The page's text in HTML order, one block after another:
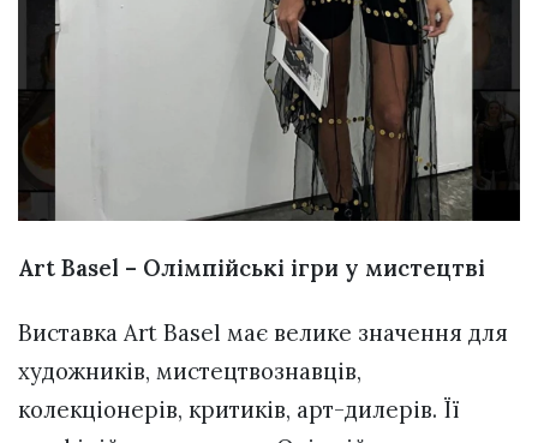
Art Basel – Олімпійські ігри у мистецтві
Виставка Art Basel має велике значення для
художників, мистецтвознавців,
колекціонерів, критиків, арт-дилерів. Її